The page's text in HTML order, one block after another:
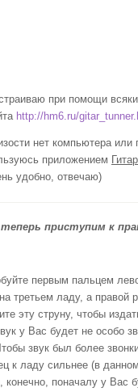
при помощи
http://hm6.ru/
нет компьютера или
приложением
удобно, отвечаю)
приступим к
первым пальцем
третьем ладу, а правой
эту струну, чтобы
у Вас будет не особо
звук был более
к ладу сильнее (в
конечно, поначалу у Вас